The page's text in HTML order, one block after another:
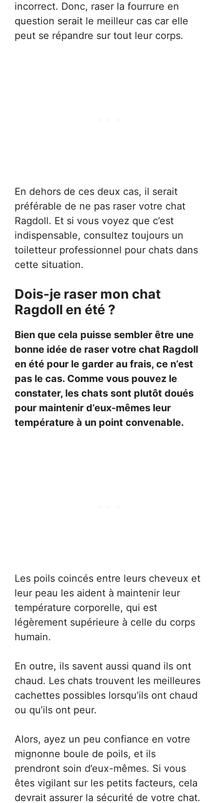
incorrect. Donc, raser la fourrure en
question serait le meilleur cas car elle
peut se répandre sur tout leur corps.
En dehors de ces deux cas, il serait
préférable de ne pas raser votre chat
Ragdoll. Et si vous voyez que c’est
indispensable, consultez toujours un
toiletteur professionnel pour chats dans
cette situation.
Dois-je raser mon chat
Ragdoll en été ?
Bien que cela puisse sembler être une
bonne idée de raser votre chat Ragdoll
en été pour le garder au frais, ce n’est
pas le cas. Comme vous pouvez le
constater, les chats sont plutôt doués
pour maintenir d’eux-mêmes leur
température à un point convenable.
Les poils coincés entre leurs cheveux et
leur peau les aident à maintenir leur
température corporelle, qui est
légèrement supérieure à celle du corps
humain.
En outre, ils savent aussi quand ils ont
chaud. Les chats trouvent les meilleures
cachettes possibles lorsqu’ils ont chaud
ou qu’ils ont peur.
Alors, ayez un peu confiance en votre
mignonne boule de poils, et ils
prendront soin d’eux-mêmes. Si vous
êtes vigilant sur les petits facteurs, cela
devrait assurer la sécurité de votre chat.